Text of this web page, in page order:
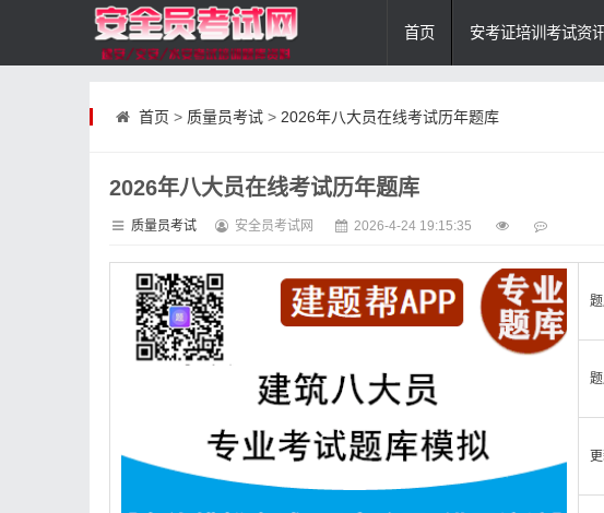
首页 安考证培训考试资
首页 > 质量员考试> 2026年八大员在线考试历年题库
2026年八大员在线考试历年题库
质量员考试 安全员考试网 2026-4-24 19:15:35
题
题